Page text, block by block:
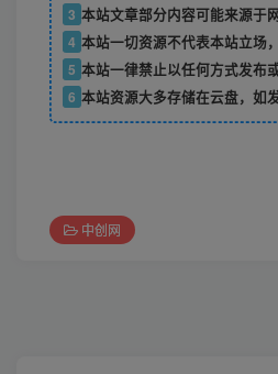
3 本站文章部分内容可能来源于
4 本站一切资源不代表本站立场
5 本站一律禁止以任何方式发布
6 本站资源大多存储在云盘，如
中创网